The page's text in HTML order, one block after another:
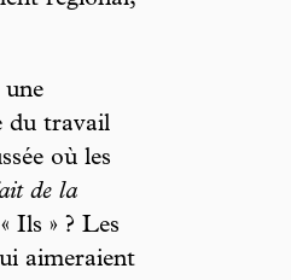
une
du travail
où les
de la
Ils » ? Les
aimeraient